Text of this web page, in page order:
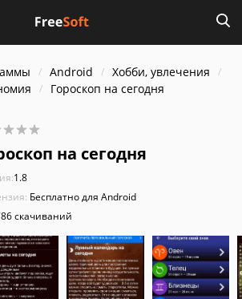
Android
Хобби, увлечения
Гороскоп на сегодня
на сегодня
1.8
Бесплатно для Android
скачиваний